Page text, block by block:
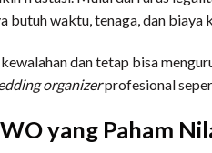
butuh waktu, tenaga, dan
dan tetap bisa
organizerprofesional
yang Paham